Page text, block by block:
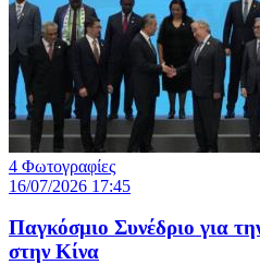
4 Φωτογραφίες
16/07/2026 17:45
Παγκόσμιο Συνέδριο για
στην Κίνα